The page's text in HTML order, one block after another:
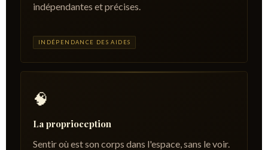
indépendantes et précises.
INDÉPENDANCE DES AIDES
🧠
La proprioception
Sentir où est son corps dans l'espace, sans le voir.